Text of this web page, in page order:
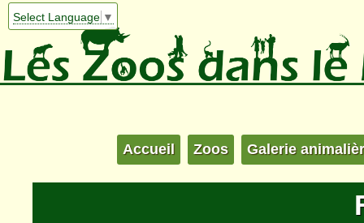
Select Language ▼
Accueil Zoos Galerie